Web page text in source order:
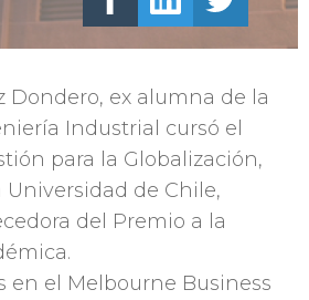
Dondero, ex alumna de la
Industrial cursó el
para la Globalización,
de Chile,
del Premio a la
en el Melbourne Business